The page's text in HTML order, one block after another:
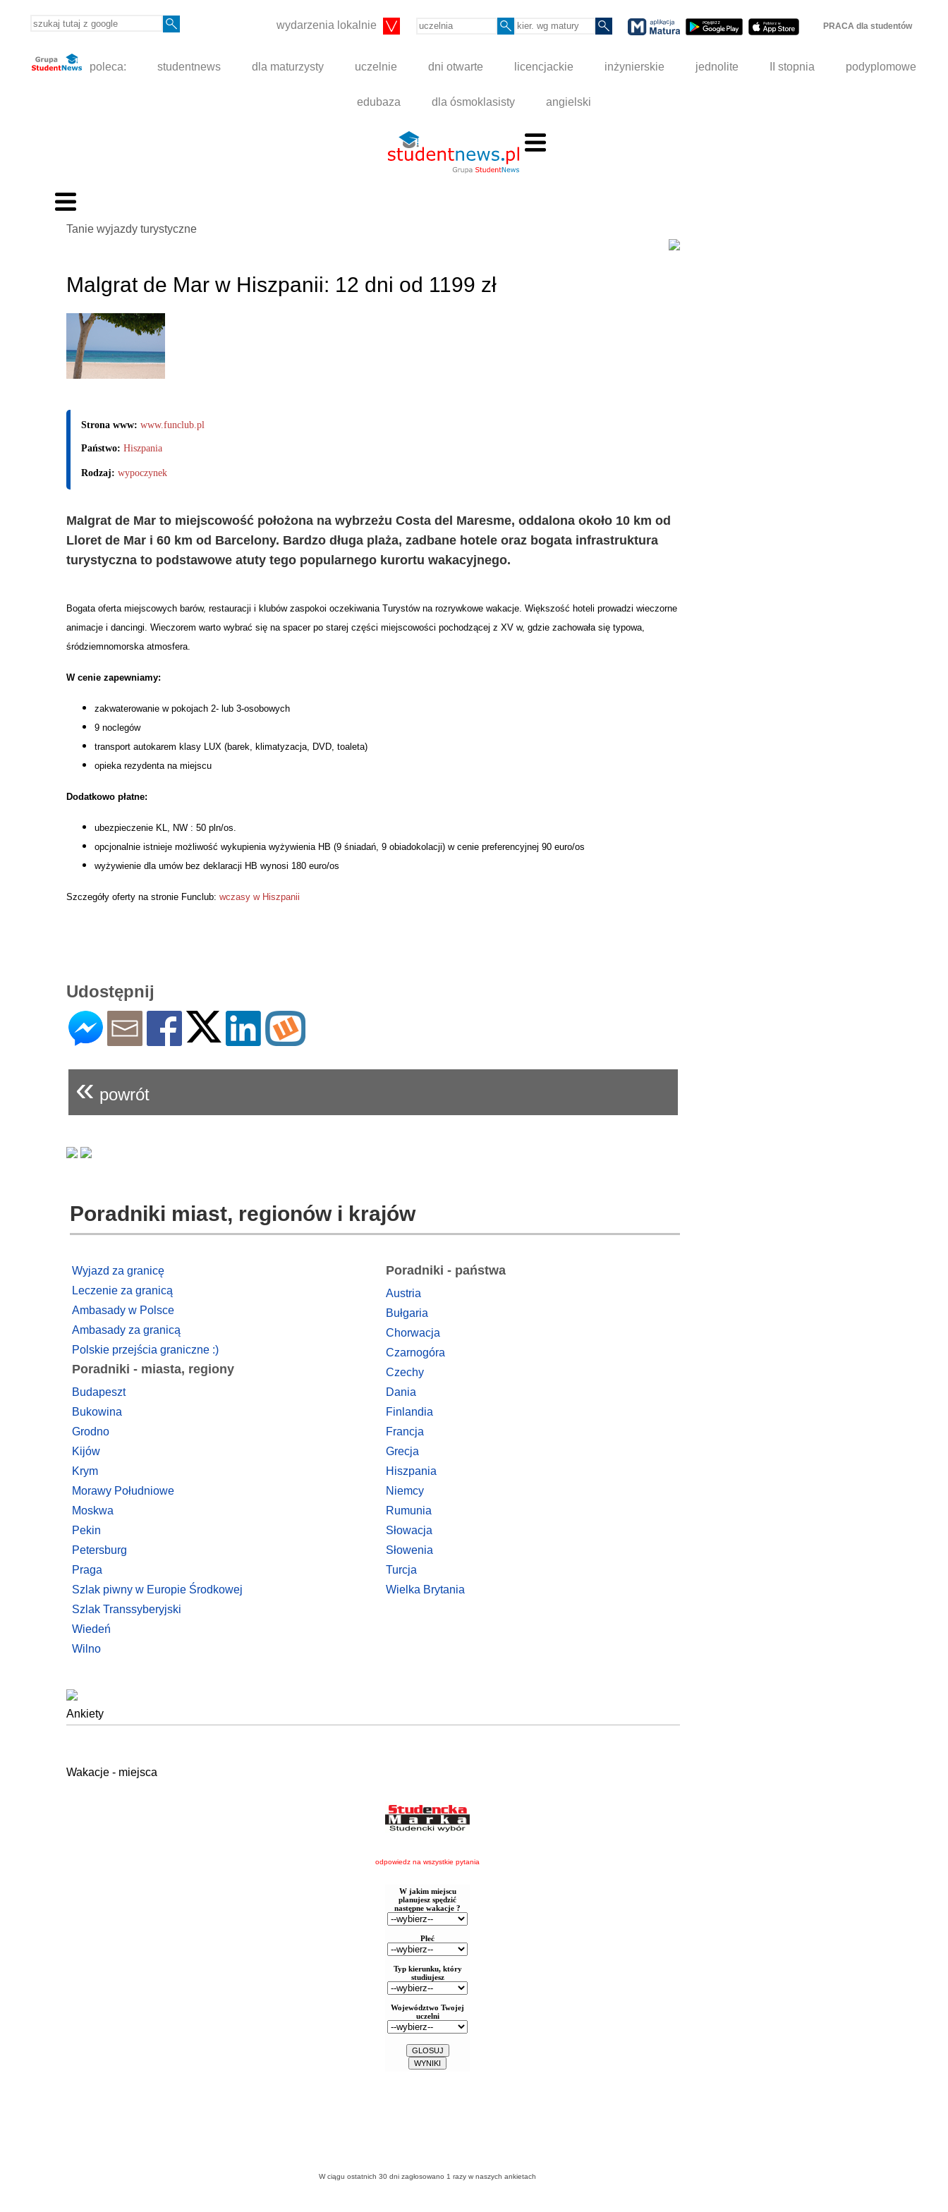
wydarzenia lokalnie PRACA dla studentów
poleca: studentnews dla maturzysty uczelnie dni otwarte licencjackie inżynierskie jednolite II stopnia podyplomowe
edubaza dla ósmoklasisty angielski
Tanie wyjazdy turystyczne
Malgrat de Mar w Hiszpanii: 12 dni od 1199 zł
Strona www: www.funclub.pl
Państwo: Hiszpania
Rodzaj: wypoczynek
Malgrat de Mar to miejscowość położona na wybrzeżu Costa del Maresme, oddalona około 10 km od
Lloret de Mar i 60 km od Barcelony. Bardzo długa plaża, zadbane hotele oraz bogata infrastruktura
turystyczna to podstawowe atuty tego popularnego kurortu wakacyjnego.
Bogata oferta miejscowych barów, restauracji i klubów zaspokoi oczekiwania Turystów na rozrywkowe wakacje. Większość hoteli prowadzi wieczorne
animacje i dancingi. Wieczorem warto wybrać się na spacer po starej części miejscowości pochodzącej z XV w, gdzie zachowała się typowa,
śródziemnomorska atmosfera.
W cenie zapewniamy:
zakwaterowanie w pokojach 2- lub 3-osobowych
9 noclegów
transport autokarem klasy LUX (barek, klimatyzacja, DVD, toaleta)
opieka rezydenta na miejscu
Dodatkowo płatne:
ubezpieczenie KL, NW : 50 pln/os.
opcjonalnie istnieje możliwość wykupienia wyżywienia HB (9 śniadań, 9 obiadokolacji) w cenie preferencyjnej 90 euro/os
wyżywienie dla umów bez deklaracji HB wynosi 180 euro/os
Szczegóły oferty na stronie Funclub: wczasy w Hiszpanii
Udostępnij
« powrót
Poradniki miast, regionów i krajów
Wyjazd za granicę
Leczenie za granicą
Ambasady w Polsce
Ambasady za granicą
Polskie przejścia graniczne :)
Poradniki - miasta, regiony
Budapeszt
Bukowina
Grodno
Kijów
Krym
Morawy Południowe
Moskwa
Pekin
Petersburg
Praga
Szlak piwny w Europie Środkowej
Szlak Transsyberyjski
Wiedeń
Wilno
Poradniki - państwa
Austria
Bułgaria
Chorwacja
Czarnogóra
Czechy
Dania
Finlandia
Francja
Grecja
Hiszpania
Niemcy
Rumunia
Słowacja
Słowenia
Turcja
Wielka Brytania
Ankiety
Wakacje - miejsca
odpowiedz na wszystkie pytania
W ciągu ostatnich 30 dni zagłosowano 1 razy w naszych ankietach